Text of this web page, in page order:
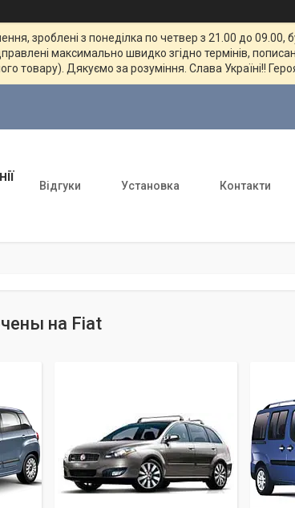
зроблені з понеділка по четвер з 21.00 до 09.00,
максимально швидко згідно термінів,
товару). Дякуємо за розуміння. Слава Україні!!
Відгуки Установка Контакти
на Fiat